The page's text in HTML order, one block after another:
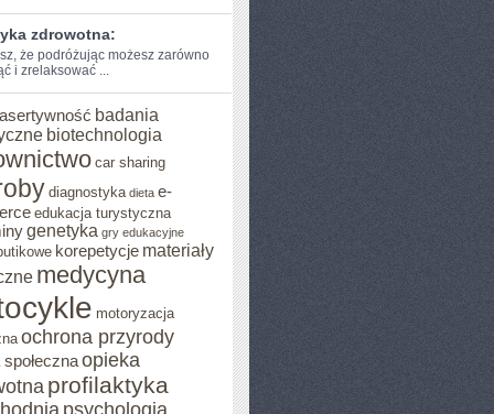
zdrowotna:
że podróżując ​możesz ⁤zarówno
i‌ zrelaksować ...
asertywność badania
biotechnologia
car sharing
diagnostyka dieta e-
edukacja turystyczna
genetyka gry edukacyjne
korepetycje materiały
medycyna
motoryzacja
ochrona przyrody
opieka
profilaktyka
psychologia